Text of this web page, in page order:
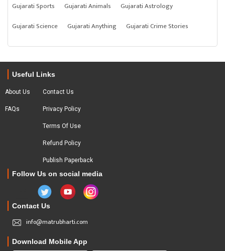
Gujarati Sports
Gujarati Animals
Gujarati Astrology
Gujarati Science
Gujarati Anything Gujarati Crime Stories
Useful Links
About Us
FAQs
Contact Us
Privacy Policy
Terms Of Use
Refund Policy
Publish Paperback
Follow Us on social media
Contact Us
info@matrubharti.com
Download Mobile App